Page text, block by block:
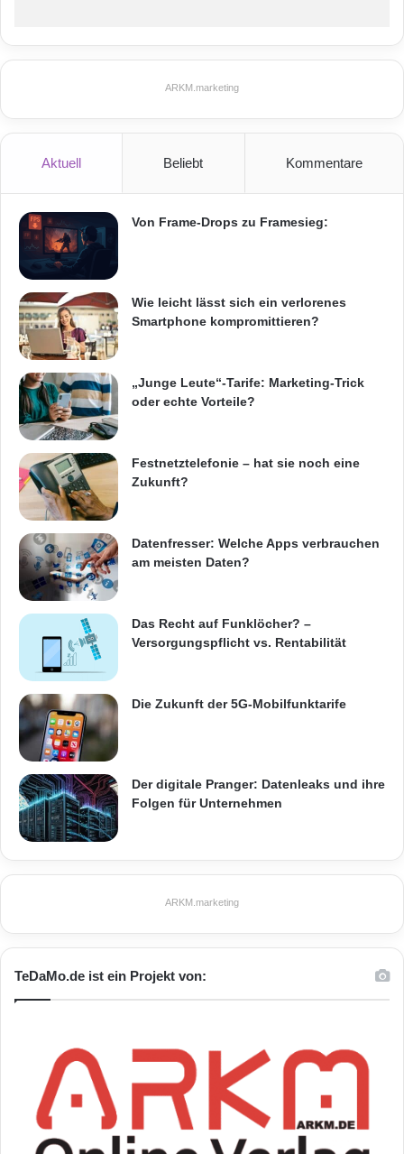
ARKM.marketing
Aktuell Beliebt Kommentare
Von Frame-Drops zu Framesieg:
Wie leicht lässt sich ein verlorenes
Smartphone kompromittieren?
„Junge Leute“-Tarife: Marketing-Trick
oder echte Vorteile?
Festnetztelefonie – hat sie noch eine
Zukunft?
Datenfresser: Welche Apps verbrauchen
am meisten Daten?
Das Recht auf Funklöcher? –
Versorgungspflicht vs. Rentabilität
Die Zukunft der 5G-Mobilfunktarife
Der digitale Pranger: Datenleaks und ihre
Folgen für Unternehmen
ARKM.marketing
TeDaMo.de ist ein Projekt von: